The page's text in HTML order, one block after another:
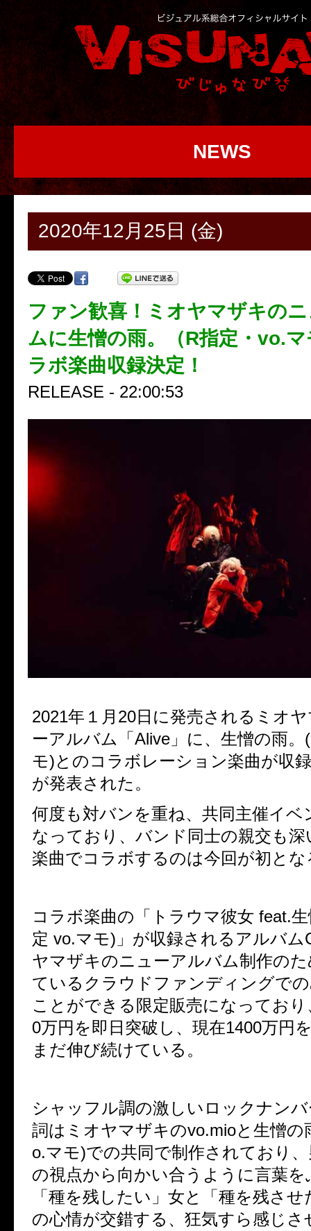
NEWS
2020年12月25日 (金)
ファン歓喜！ミオヤマザキの
ムに生憎の雨。（R指定・vo.
ラボ楽曲収録決定！
RELEASE - 22:00:53
2021年１月 20日に発売されるミオ
ーアルバム「 Alive 」に、生憎の雨。
モ)とのコラボレーション楽曲が収
が発表された。
何度も対バンを重ね、共同主催イベ
なっており、バンド同士の親交も深
楽曲でコラボするのは今回が初とな
コラボ楽曲の「トラウマ彼女 feat.
定 vo.マモ) 」が収録されるアルバム
ヤマザキのニューアルバム制作の
ているクラウドファンディングで
ことができる限定販売になっており
0万円を即日突破し、現在1400万円
まだ伸び続けている。
シャッフル調の激しいロックナン
詞はミオヤマザキのvo.mioと生憎の
o.マモ)での共同で制作されており
の視点から向かい合うように言葉
「種を残したい」女と「種を残さ
の心情が交錯する、狂気すら感じさ